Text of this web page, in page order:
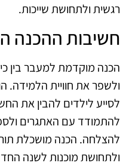
רגשית ולתחושת שייכות.
חשיבות ההכנה
הכנה מוקדמת למעבר בין
ולשפר את חוויית הלמידה.
לסייע לילדים להבין את
להתמודד עם האתגרים
להצלחה. הכנה מושכלת
ולתחושת מוכנות לשנה